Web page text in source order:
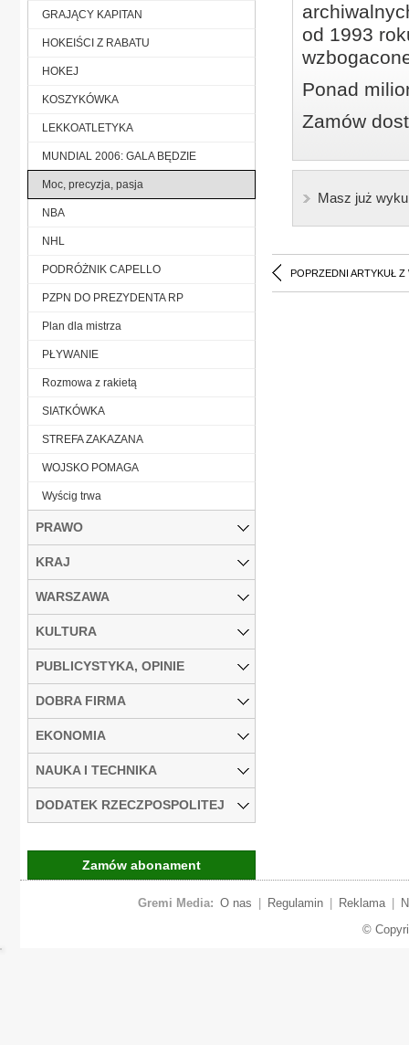
od 1993
Ponad
Zamów
Masz już
POPRZEDNI ARTYKUŁ Z
GRAJĄCY KAPITAN
HOKEIŚCI Z RABATU
HOKEJ
KOSZYKÓWKA
LEKKOATLETYKA
MUNDIAL 2006: GALA BĘDZIE
Moc, precyzja, pasja
NBA
NHL
PODRÓŻNIK CAPELLO
PZPN DO PREZYDENTA RP
Plan dla mistrza
PŁYWANIE
Rozmowa z rakietą
SIATKÓWKA
STREFA ZAKAZANA
WOJSKO POMAGA
Wyścig trwa
PRAWO
KRAJ
WARSZAWA
KULTURA
PUBLICYSTYKA, OPINIE
DOBRA FIRMA
EKONOMIA
NAUKA I TECHNIKA
DODATEK RZECZPOSPOLITEJ
Zamów abonament
Gremi Media: O nas Regulamin Reklama
©